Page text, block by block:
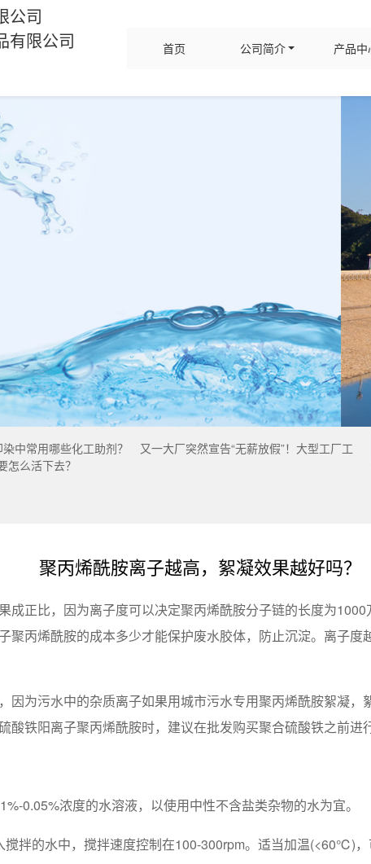
公司
有限公司
首页 公司简介 产品中
中常用哪些化工助剂？
又一大厂突然宣告“无薪放假”！大型工厂工
么活下去？
聚丙烯酰胺离子越高，絮凝效果越好吗？
成正比，因为离子度可以决定聚丙烯酰胺分子链的长度为
聚丙烯酰胺的成本多少才能保护废水胶体，防止沉淀。离子
因为污水中的杂质离子如果用城市污水专用聚丙烯酰胺絮凝
铁阳离子聚丙烯酰胺时，建议在批发购买聚合硫酸铁之前进
0.05%浓度的水溶液，以使用中性不含盐类杂物的水为宜。
拌的水中，搅拌速度控制在100-300rpm。适当加温(<60℃)，